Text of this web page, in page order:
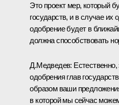
Это проект мер, который
государств, и в случае их
одобрение будет в
должна способствовать
Д.Медведев:
одобрения глав
образом ваши
в которой мы сейчас